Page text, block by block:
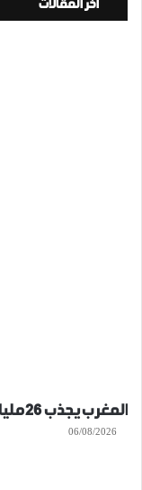
اخر المقالات
المغرب يجذب 26 مليار درهم من الاستثمارات
06/08/2026